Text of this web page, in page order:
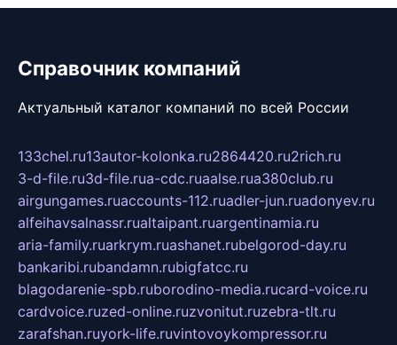
Справочник компаний
Актуальный каталог компаний по всей России
133chel.ru13autor-kolonka.ru2864420.ru2rich.ru
3-d-file.ru3d-file.rua-cdc.ruaalse.rua380club.ru
airgungames.ruaccounts-112.ruadler-jun.ruadonyev.ru
alfeihavsalnassr.rualtaipant.ruargentinamia.ru
aria-family.ruarkrym.ruashanet.rubelgorod-day.ru
bankaribi.rubandamn.rubigfatcc.ru
blagodarenie-spb.ruborodino-media.rucard-voice.ru
cardvoice.ruzed-online.ruzvonitut.ruzebra-tlt.ru
zarafshan.ruyork-life.ruvintovoykompressor.ru